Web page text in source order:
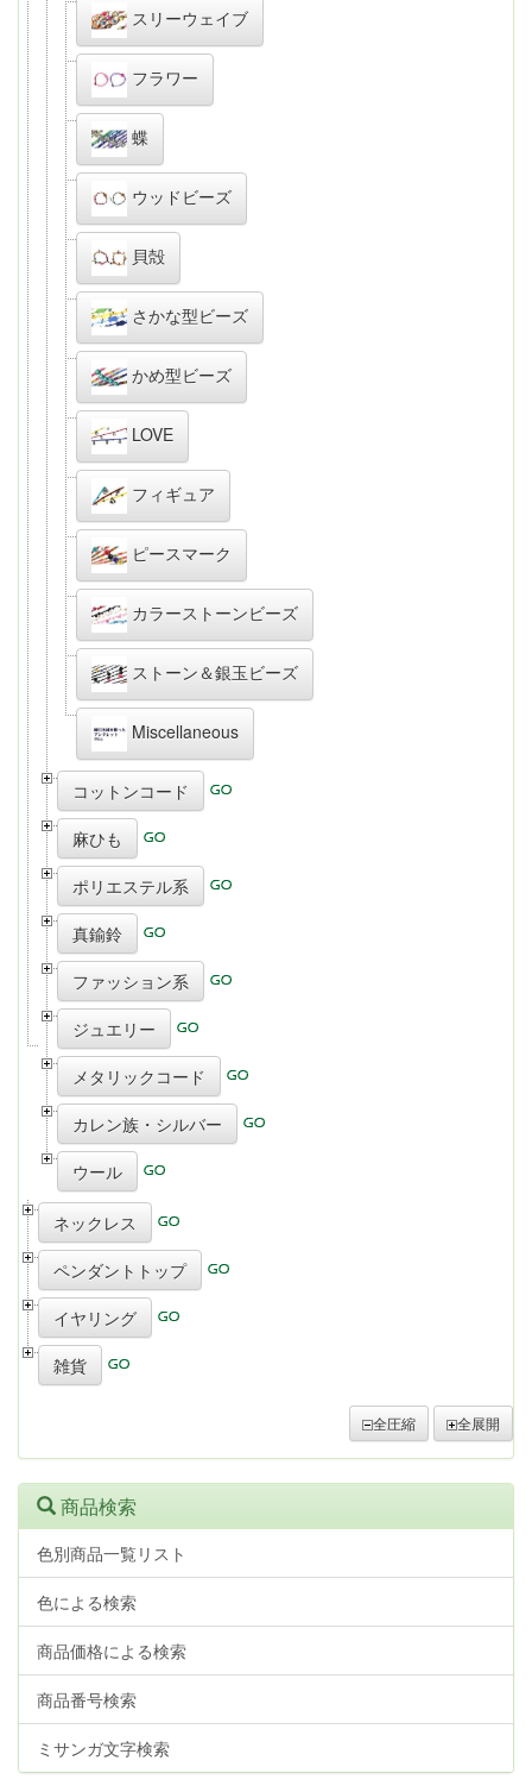
スリーウェイブ
フラワー
蝶
ウッドビーズ
貝殻
さかな型ビーズ
かめ型ビーズ
LOVE
フィギュア
ピースマーク
カラーストーンビーズ
ストーン＆銀玉ビーズ
Miscellaneous
コットンコード
麻ひも
ポリエステル系
真鍮鈴
ファッション系
ジュエリー
メタリックコード
カレン族・シルバー
ウール
ネックレス
ペンダントトップ
イヤリング
雑貨
全圧縮 全展開
商品検索
色別商品一覧リスト
色による検索
商品価格による検索
商品番号検索
ミサンガ文字検索